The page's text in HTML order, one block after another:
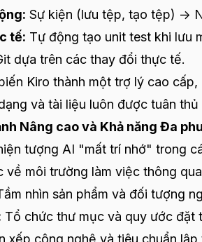
Sự kiện (lưu tệp, tạo tệp) ->
tế: Tự động tạo unit test khi lưu
dựa trên các thay đổi thực tế.
Kiro thành một trợ lý cao
và tài liệu luôn được tuân thủ
Nâng cao và Khả năng Đa
tượng AI "mất trí nhớ" trong
về môi trường làm việc thông
nhìn sản phẩm và đối tượng
Tổ chức thư mục và quy ước đặt
xếp công nghệ và tiêu chuẩn